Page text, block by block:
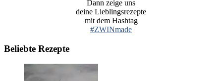
Dann zeige uns
deine Lieblingsrezepte
mit dem Hashtag
#ZWINmade
Beliebte Rezepte